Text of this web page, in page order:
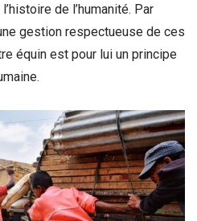
de l’humanité. Par
gestion respectueuse de ces
équin est pour lui un principe